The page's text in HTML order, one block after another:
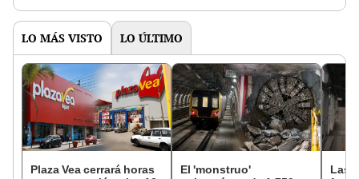
LO MÁS VISTO LO ÚLTIMO
Plaza Vea cerrará horas
El 'monstruo'
Las